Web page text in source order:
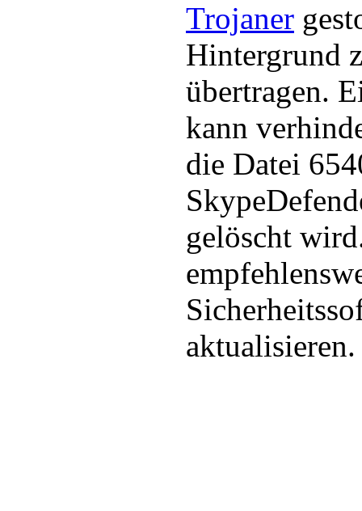
Trojaner
Hintergrund
übertragen.
kann
die Datei
gelöscht
aktualisieren.